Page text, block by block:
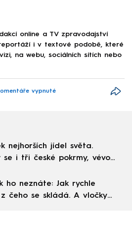
online a TV zpravodajství
i v textové podobě, které
na webu, sociálních sítích nebo
vypnuté
nejhorších jídel světa.
se i tři české pokrmy, vévodí
ho neznáte: Jak rychle
čeho se skládá. A vločky